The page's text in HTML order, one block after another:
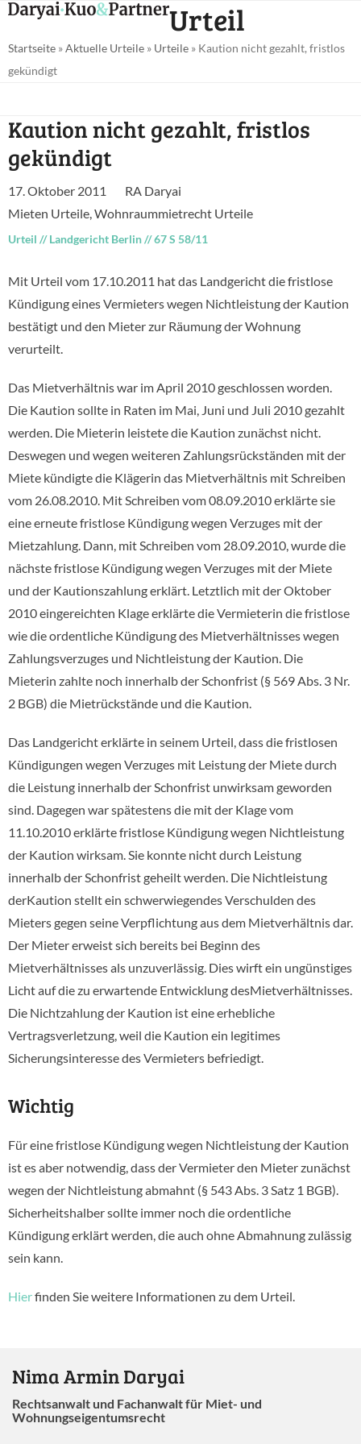
Skip
content
Open
menu
Close
menu
Urteil
Startseite »Aktuelle Urteile » Urteile » Kaution nicht gezahlt, fristlos
gekündigt
Kaution nicht gezahlt, fristlos
gekündigt
17. Oktober 2011
RA Daryai
Mieten Urteile,Wohnraummietrecht Urteile
Urteil //Landgericht Berlin//67 S 58/11
Mit Urteil vom 17.10.2011 hat das Landgericht die fristlose
Kündigung eines Vermieters wegen Nichtleistung der Kaution
bestätigt und den Mieter zur Räumung der Wohnung
verurteilt.
Das Mietverhältnis war im April 2010 geschlossen worden.
Die Kaution sollte in Raten im Mai, Juni und Juli 2010 gezahlt
werden. Die Mieterin leistete die Kaution zunächst nicht.
Deswegen und wegen weiteren Zahlungsrückständen mit der
Miete kündigte die Klägerin das Mietverhältnis mit Schreiben
vom 26.08.2010. Mit Schreiben vom 08.09.2010 erklärte sie
eine erneute fristlose Kündigung wegen Verzuges mit der
Mietzahlung. Dann, mit Schreiben vom 28.09.2010, wurde die
nächste fristlose Kündigung wegen Verzuges mit der Miete
und der Kautionszahlung erklärt. Letztlich mit der Oktober
2010 eingereichten Klage erklärte die Vermieterin die fristlose
wie die ordentliche Kündigung des Mietverhältnisses wegen
Zahlungsverzuges und Nichtleistung der Kaution. Die
Mieterin zahlte noch innerhalb der Schonfrist (§ 569 Abs. 3 Nr.
2 BGB) die Mietrückstände und die Kaution.
Das Landgericht erklärte in seinem Urteil, dass die fristlosen
Kündigungen wegen Verzuges mit Leistung der Miete durch
die Leistung innerhalb der Schonfrist unwirksam geworden
sind. Dagegen war spätestens die mit der Klage vom
11.10.2010 erklärte fristlose Kündigung wegen Nichtleistung
der Kaution wirksam. Sie konnte nicht durch Leistung
innerhalb der Schonfrist geheilt werden. Die Nichtleistung
derKaution stellt ein schwerwiegendes Verschulden des
Mieters gegen seine Verpflichtung aus dem Mietverhältnis dar.
Der Mieter erweist sich bereits bei Beginn des
Mietverhältnisses als unzuverlässig. Dies wirft ein ungünstiges
Licht auf die zu erwartende Entwicklung desMietverhältnisses.
Die Nichtzahlung der Kaution ist eine erhebliche
Vertragsverletzung, weil die Kaution ein legitimes
Sicherungsinteresse des Vermieters befriedigt.
Wichtig
Für eine fristlose Kündigung wegen Nichtleistung der Kaution
ist es aber notwendig, dass der Vermieter den Mieter zunächst
wegen der Nichtleistung abmahnt (§ 543 Abs. 3 Satz 1 BGB).
Sicherheitshalber sollte immer noch die ordentliche
Kündigung erklärt werden, die auch ohne Abmahnung zulässig
sein kann.
Hierfinden Sie weitere Informationen zu dem Urteil.
Nima Armin Daryai
Rechtsanwalt und Fachanwalt für Miet- und
Wohnungseigentumsrecht